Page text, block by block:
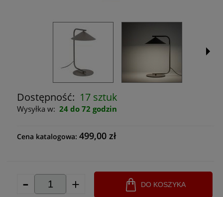
Dostępność: 17 sztuk
Wysyłka w: 24 do 72 godzin
Cena katalogowa:499,00 zł
- + DO KOSZYKA